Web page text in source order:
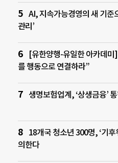
AI, 지속가능경영의 새 기준
관리’
[유한양행-유일한 아카데미
를 행동으로 연결하라”
생명보험업계, ‘상생금융’
18개국 청소년 300명, ‘기후
의한다